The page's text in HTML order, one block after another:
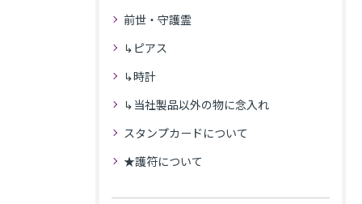
前世・守護霊
↳ピアス
↳時計
↳当社製品以外の物に念入れ
スタンプカードについて
★護符について